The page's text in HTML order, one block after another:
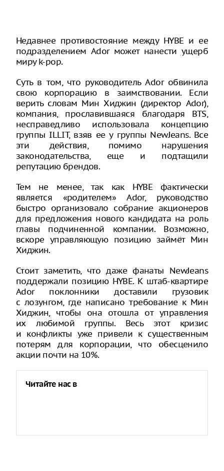
Недавнее противостояние между HYBE и ее
подразделением Ador может нанести ущерб
миру k-pop.
Суть в том, что руководитель Ador обвинила
свою корпорацию в заимствовании. Если
верить словам Мин Хиджин (директор Ador),
компания, прославившаяся благодаря BTS,
несправедливо использовала концепцию
группы ILLIT, взяв ее у группы NewJeans. Все
эти действия, помимо нарушения
законодательства, еще и подтащили
репутацию брендов.
Тем не менее, так как HYBE фактически
является «родителем» Ador, руководство
быстро организовало собрание акционеров
для предложения нового кандидата на роль
главы подчиненной компании. Возможно,
вскоре управляющую позицию займёт Мин
Хиджин.
Стоит заметить, что даже фанаты NewJeans
поддержали позицию HYBE. К штаб-квартире
Ador поклонники доставили грузовик
с лозунгом, где написано требование к Мин
Хиджин, чтобы она отошла от управления
их любимой группы. Весь этот кризис
и конфликты уже привели к существенным
потерям для корпорации, что обесценило
акции почти на 10%.
Читайте нас в